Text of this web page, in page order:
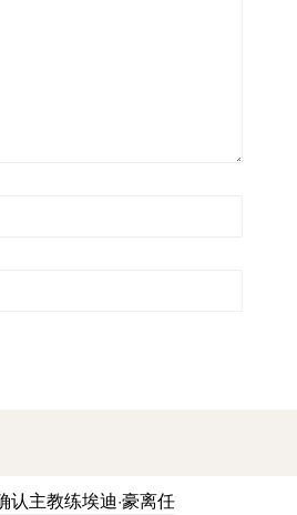
认主教练埃迪·豪离任